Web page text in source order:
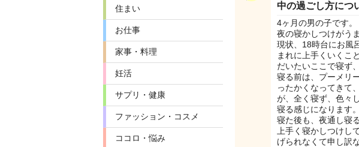
住まい
お仕事
家事・料理
妊活
サプリ・健康
ファッション・コスメ
ココロ・悩み
中の過ごし方につ
4ヶ月の男の子です。
夜の寝かしつけがう
現状、18時台にお風
まれに上手くいくこ
だいたいここで寝ず
寝る前は、プーメリ
ったかくなってきて
が、全く寝ず、色々
寝る感じになります。
寝た後も、夜通し寝
上手く寝かしつけし
げられなくて申し訳